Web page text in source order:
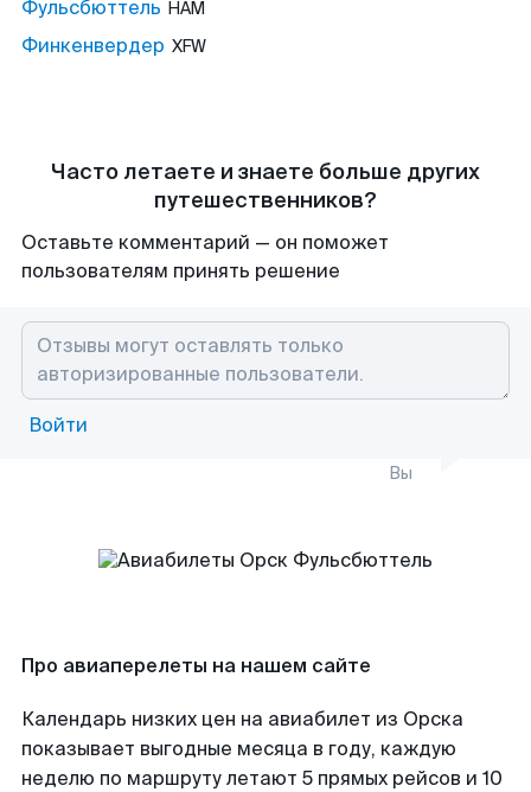
Фульсбюттель HAM
Финкенвердер XFW
Часто летаете и знаете больше других
путешественников?
Оставьте комментарий — он поможет
пользователям принять решение
Войти
Вы
Про авиаперелеты на нашем сайте
Календарь низких цен на авиабилет из Орска
показывает выгодные месяца в году, каждую
неделю по маршруту летают 5 прямых рейсов и 10